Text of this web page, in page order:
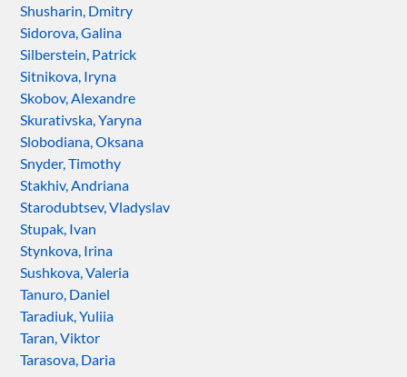
Shusharin, Dmitry
Sidorova, Galina
Silberstein, Patrick
Sitnikova, Iryna
Skobov, Alexandre
Skurativska, Yaryna
Slobodiana, Oksana
Snyder, Timothy
Stakhiv, Andriana
Starodubtsev, Vladyslav
Stupak, Ivan
Stynkova, Irina
Sushkova, Valeria
Tanuro, Daniel
Taradiuk, Yuliia
Taran, Viktor
Tarasova, Daria